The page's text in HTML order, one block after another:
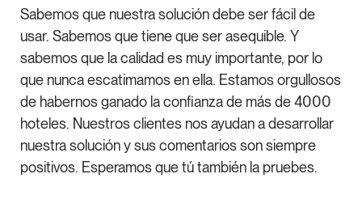
Sabemos que nuestra solución debe ser fácil de
usar. Sabemos que tiene que ser asequible. Y
sabemos que la calidad es muy importante, por lo
que nunca escatimamos en ella. Estamos orgullosos
de habernos ganado la confianza de más de 4000
hoteles. Nuestros clientes nos ayudan a desarrollar
nuestra solución y sus comentarios son siempre
positivos. Esperamos que tú también la pruebes.